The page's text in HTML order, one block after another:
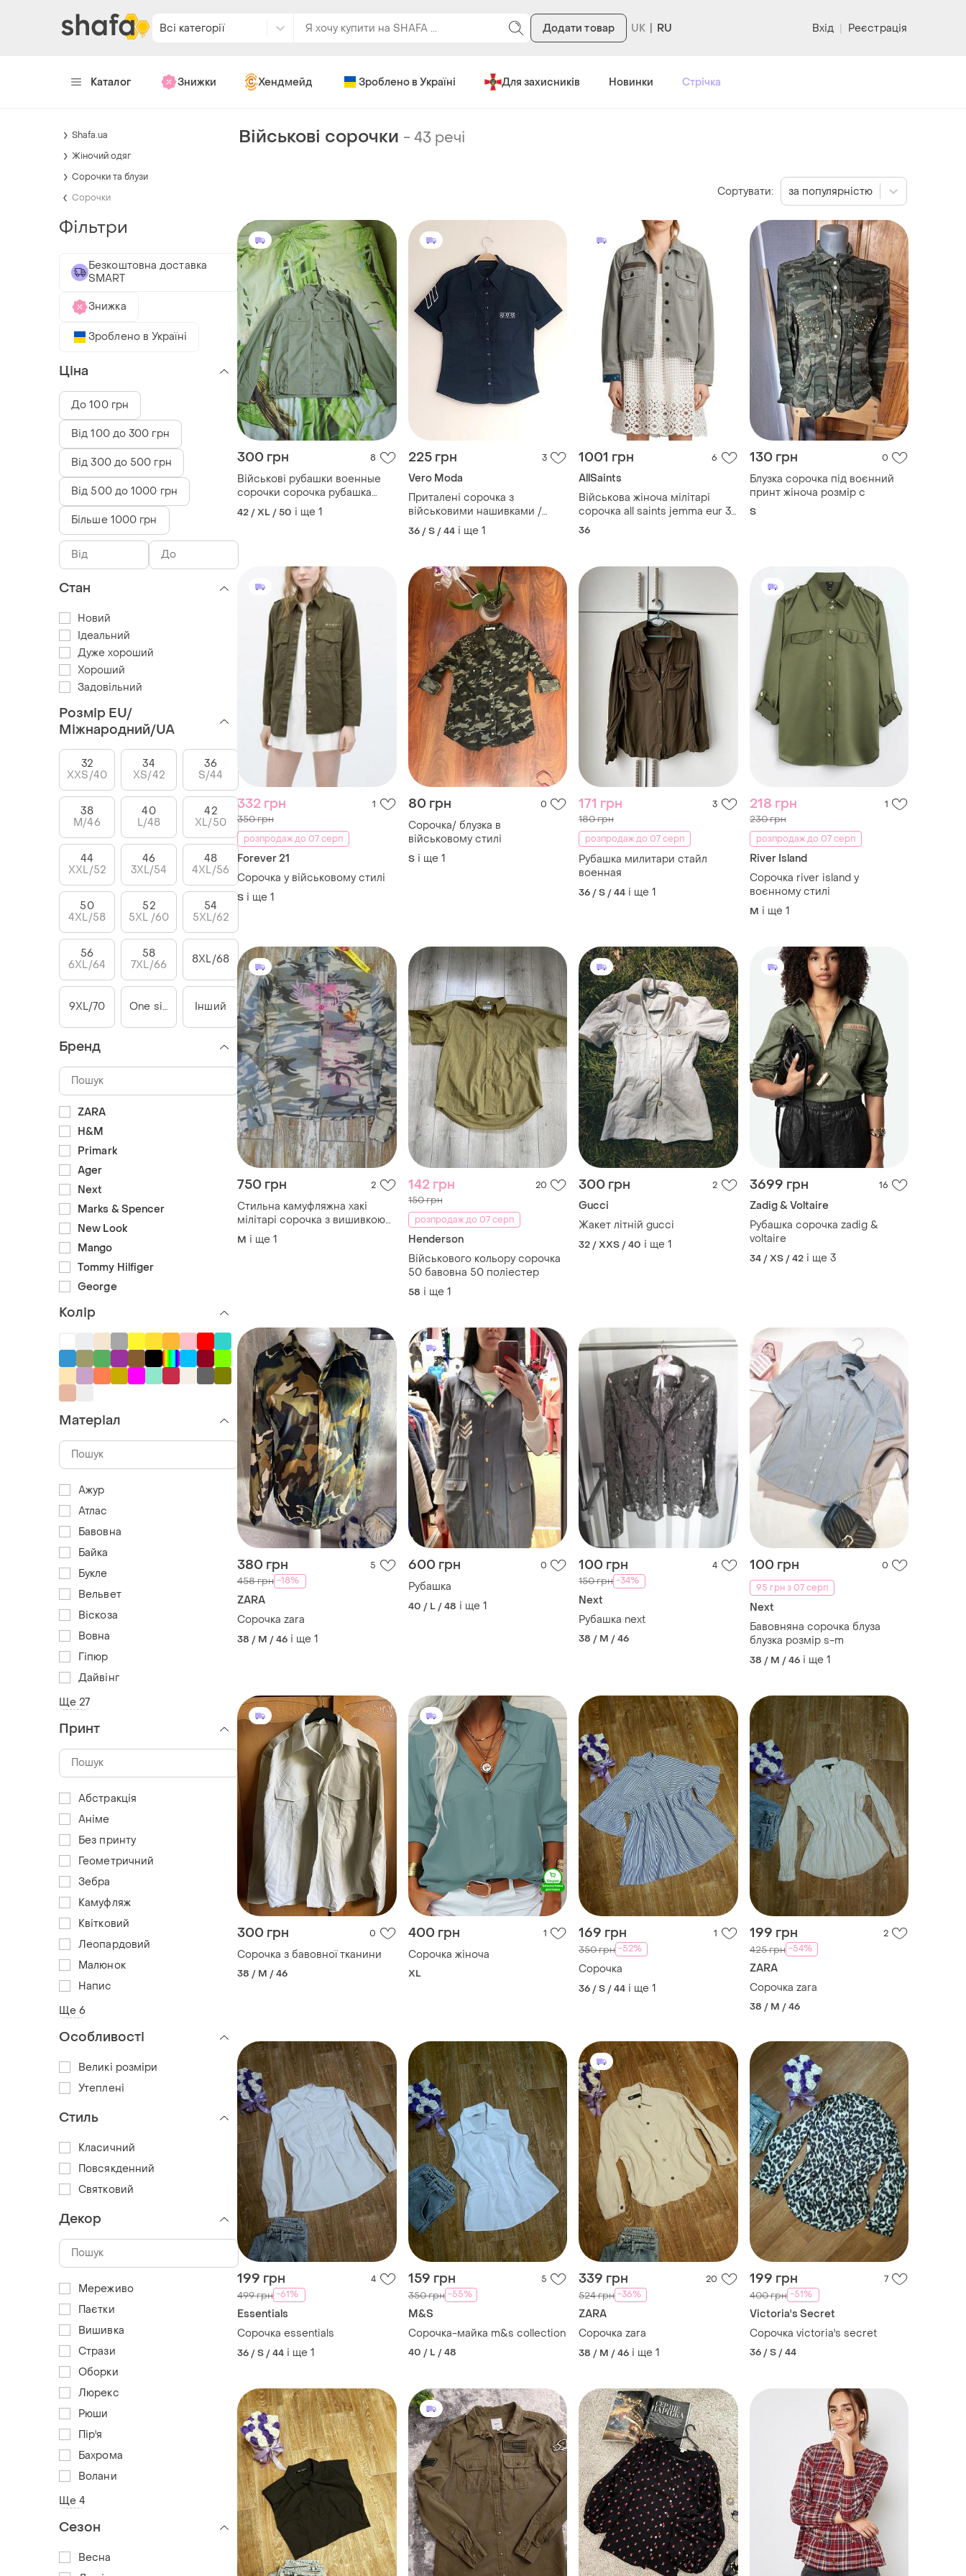
Всі категорії Додати товар RU Вхід | Реєстрація
Каталог Знижки Хендмейд Зроблено в Україні Для захисників Новинки Стрічка
Військові сорочки -43 речі
300 грн 8
Військові рубашки военные
сорочки сорочка рубашка
зелена зеленая зелёная
42 / XL / 50 і ще 1
225 грн 3
Vero Moda
Приталені сорочка з
військовими нашивками /
шевронами
36 / S / 44 і ще 1
1001 грн 6
AllSaints
Військова жіноча мілітарі
сорочка all saints jemma eur 36
модель distressed
36
130 грн 0
Блузка сорочка під воєнний
принт жіноча розмір с
S
332 грн 1
350 грн
розпродаж до 07 серп
Forever 21
Сорочка у військовому стилі
S і ще 1
80 грн 0
Сорочка/ блузка в
військовому стилі
S і ще 1
171 грн 3
180 грн
розпродаж до 07 серп
Рубашка милитари стайл
военная
36 / S / 44 і ще 1
218 грн 1
230 грн
розпродаж до 07 серп
River Island
Сорочка river island у
воєнному стилі
M і ще 1
750 грн 2
Стильна камуфляжна хакі
мілітарі сорочка з вишивкою
100% бавовна м-л rosa eleven
M і ще 1
142 грн 20
150 грн
розпродаж до 07 серп
Henderson
Військового кольору сорочка
50 бавовна 50 поліестер
58 і ще 1
300 грн 2
Gucci
Жакет літній gucci
32 / XXS / 40 і ще 1
3699 грн 16
Zadig & Voltaire
Рубашка сорочка zadig &
voltaire
34 / XS / 42 і ще 3
380 грн 5
458 грн -18%
ZARA
Сорочка zara
38 / M / 46 і ще 1
600 грн 0
Рубашка
40 / L / 48 і ще 1
100 грн 4
150 грн -34%
Next
Рубашка next
38 / M / 46
100 грн
0
95 грн з 07 серп
Next
Бавовняна сорочка блуза
блузка розмір s-m
38 / M / 46 і ще 1
300 грн 0
Сорочка з бавовної тканини
38 / M / 46
400 грн 1
Сорочка жіноча
XL
169 грн 1
350 грн -52%
Сорочка
36 / S / 44 і ще 1
199 грн 2
425 грн -54%
ZARA
Сорочка zara
38 / M / 46
199 грн 4
499 грн -61%
Essentials
Сорочка essentials
36 / S / 44 і ще 1
159 грн 5
350 грн -55%
M&S
Сорочка-майка m&s collection
40 / L / 48
339 грн 20
524 грн -36%
ZARA
Сорочка zara
38 / M / 46 і ще 1
199 грн 7
400 грн -51%
Victoria's Secret
Сорочка victoria's secret
36 / S / 44
Сортувати: за популярністю
Shafa.ua
Жіночий одяг
Сорочки та блузи
Сорочки
Фільтри
Безкоштовна доставка
SMART
Знижка
Зроблено в Україні
Ціна
До 100 грн
Від 100 до 300 грн
Від 300 до 500 грн
Від 500 до 1000 грн
Більше 1000 грн
Стан
Новий
Ідеальний
Дуже хороший
Хороший
Задовільний
Розмір EU/
Міжнародний/UA
32
XXS/40
34
XS/42
36
S/44
38
M/46
40
L/48
42
XL/50
44
XXL/52
46
3XL/54
48
4XL/56
50
4XL/58
52
5XL /60
54
5XL/62
56
6XL/64
58
7XL/66
8XL/68
9XL/70 One size Інший
Бренд
ZARA
H&M
Primark
Ager
Next
Marks & Spencer
New Look
Mango
Tommy Hilfiger
George
Колір
Матеріал
Ажур
Атлас
Бавовна
Байка
Букле
Вельвет
Віскоза
Вовна
Гіпюр
Дайвінг
Ще 27
Принт
Абстракція
Аніме
Без принту
Геометричний
Зебра
Камуфляж
Квітковий
Леопардовий
Малюнок
Напис
Ще 6
Особливості
Великі розміри
Утеплені
Стиль
Класичний
Повсякденний
Святковий
Декор
Мереживо
Паєтки
Вишивка
Стрази
Оборки
Люрекс
Рюши
Пір'я
Бахрома
Волани
Ще 4
Сезон
Весна